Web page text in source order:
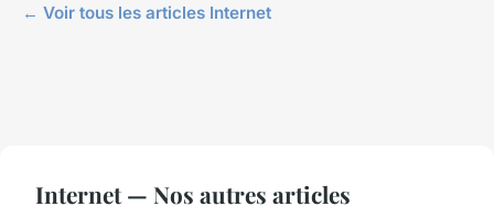
← Voir tous les articles Internet
Internet — Nos autres articles